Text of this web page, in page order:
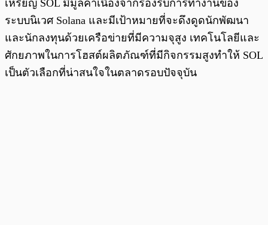
เหรียญ SOL มีมูลค่าเนื่องจากรองรับการทำงานของ
ระบบนิเวศ Solana และมีเป้าหมายที่จะดึงดูดนักพัฒนา
และนักลงทุนด้วยเครือข่ายที่มีความจุสูง เทคโนโลยีและ
ศักยภาพในการโฮสต์ผลิตภัณฑ์ที่มีกิจกรรมสูงทำให้ SOL
เป็นตัวเลือกที่น่าสนใจในตลาดรอบปัจจุบัน